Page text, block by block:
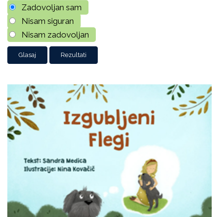
Zadovoljan sam
Nisam siguran
Nisam zadovoljan
Rezultati